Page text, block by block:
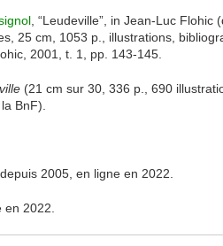
, “Leudeville”, in Jean-Luc Flohic
25 cm, 1053 p., illustrations,
2001, t. 1, pp. 143-145.
(21 cm sur 30, 336 p., 690
BnF).
2005, en ligne en 2022.
2022.